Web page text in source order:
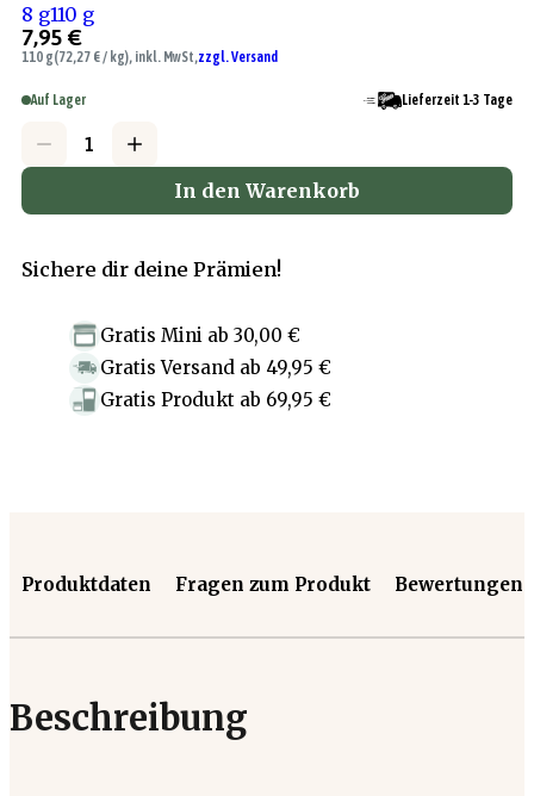
8 g110 g
7,95 €
110 g(72,27 € / kg), inkl. MwSt,zzgl. Versand
Auf Lager Lieferzeit 1-3 Tage
In den Warenkorb
Sichere dir deine Prämien!
Gratis Mini ab 30,00 €
Gratis Versand ab 49,95 €
Gratis Produkt ab 69,95 €
Produktdaten Fragen zum Produkt Bewertungen
Beschreibung